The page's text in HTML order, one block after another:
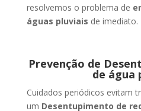
resolvemos o problema de
águas pluviais de imediato.
Prevenção de
de água
Cuidados periódicos evitam
um Desentupimento de